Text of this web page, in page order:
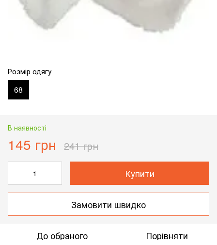
Розмір одягу
68
В наявності
145 грн 241 грн
Купити
Замовити швидко
До обраного Порівняти